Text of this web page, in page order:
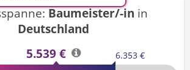
Baumeister/-in in
Deutschland
5.539 €
6.353 €